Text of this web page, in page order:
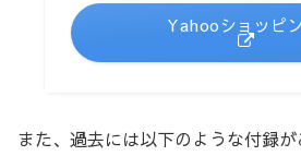
Yahooショッピ
また、過去には以下のような付録が